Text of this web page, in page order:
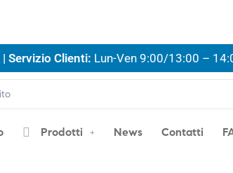
Servizio Clienti: Lun-Ven 9:00/13:00 –
Prodotti News Contatti